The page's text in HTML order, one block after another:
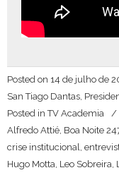
Posted on 14 de julho de
San Tiago Dantas,
Posted inTV Academia
Alfredo Attié, Boa Noite
crise institucional,
Hugo Motta, Leo Sobreira,